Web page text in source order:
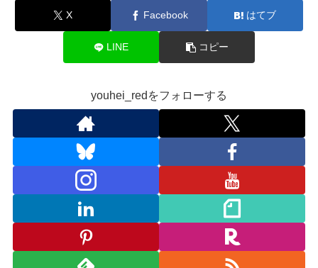
X Facebook はてブ
LINE コピー
youhei_redをフォローする